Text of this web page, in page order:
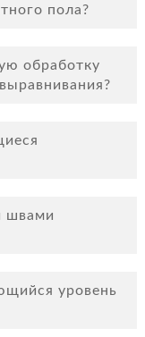
пола?
обработку
швами
уровень